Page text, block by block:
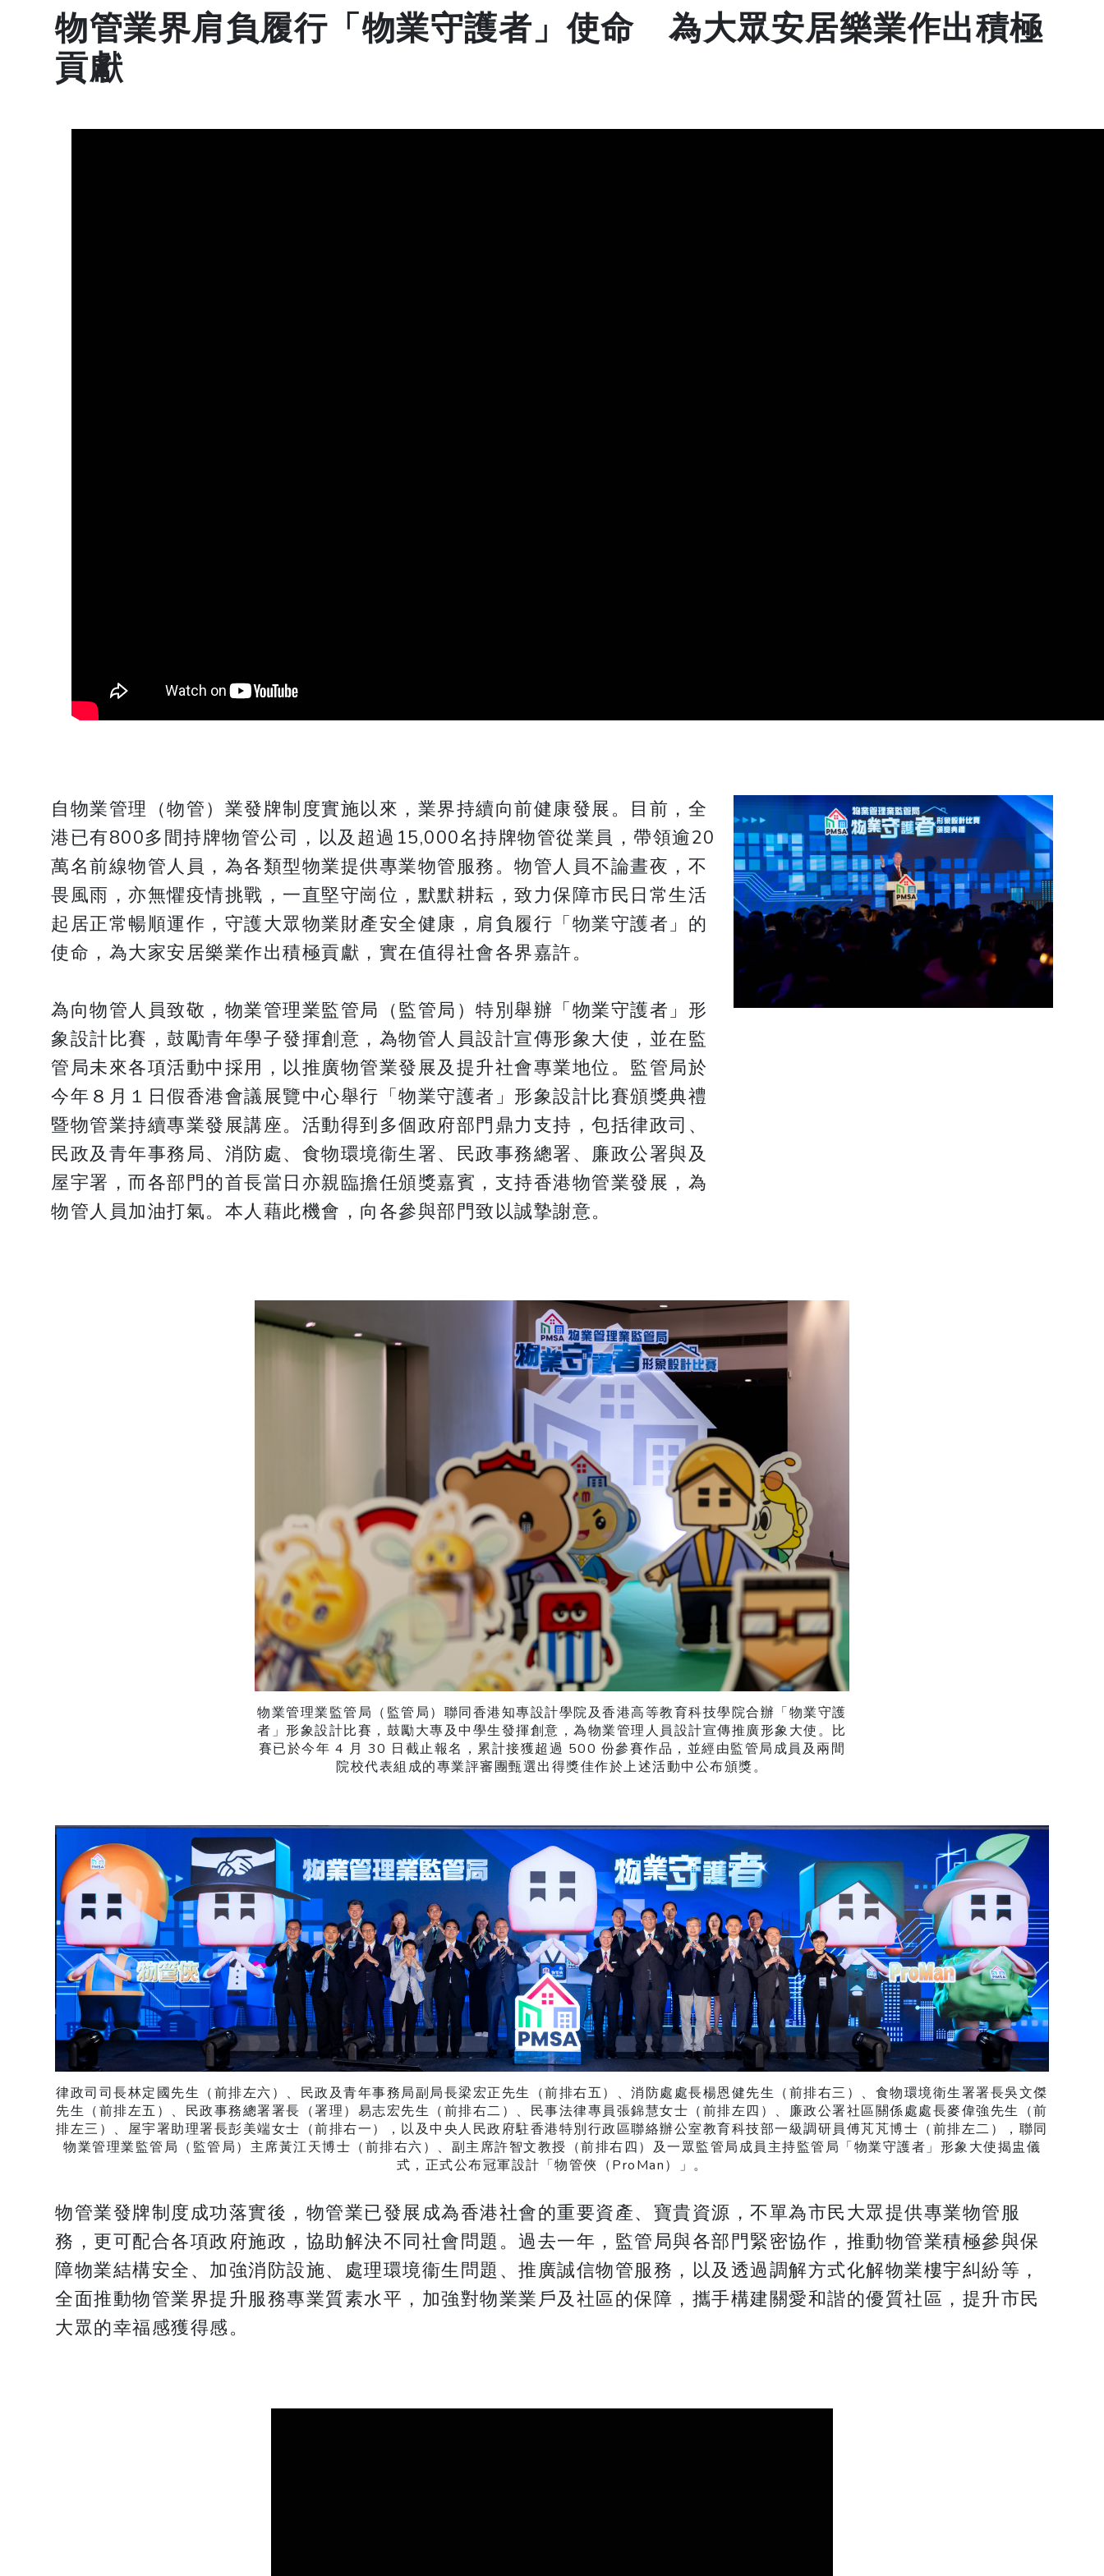
物管業界肩負履行「物業守護者」使命 為大眾安居樂業作出積極
貢獻
自物業管理（物管）業發牌制度實施以來，業界持續向前健康發展。目前，全
港已有800多間持牌物管公司，以及超過15,000名持牌物管從業員，帶領逾20
萬名前線物管人員，為各類型物業提供專業物管服務。物管人員不論晝夜，不
畏風雨，亦無懼疫情挑戰，一直堅守崗位，默默耕耘，致力保障市民日常生活
起居正常暢順運作，守護大眾物業財產安全健康，肩負履行「物業守護者」的
使命，為大家安居樂業作出積極貢獻，實在值得社會各界嘉許。
為向物管人員致敬，物業管理業監管局（監管局）特別舉辦「物業守護者」形
象設計比賽，鼓勵青年學子發揮創意，為物管人員設計宣傳形象大使，並在監
管局未來各項活動中採用，以推廣物管業發展及提升社會專業地位。監管局於
今年８月１日假香港會議展覽中心舉行「物業守護者」形象設計比賽頒獎典禮
暨物管業持續專業發展講座。活動得到多個政府部門鼎力支持，包括律政司、
民政及青年事務局、消防處、食物環境衞生署、民政事務總署、廉政公署與及
屋宇署，而各部門的首長當日亦親臨擔任頒獎嘉賓，支持香港物管業發展，為
物管人員加油打氣。本人藉此機會，向各參與部門致以誠摯謝意。
物業管理業監管局（監管局）聯同香港知專設計學院及香港高等教育科技學院合辦「物業守護
者」形象設計比賽，鼓勵大專及中學生發揮創意，為物業管理人員設計宣傳推廣形象大使。比
賽已於今年 4 月 30 日截止報名，累計接獲超過 500 份參賽作品，並經由監管局成員及兩間
院校代表組成的專業評審團甄選出得獎佳作於上述活動中公布頒獎。
律政司司長林定國先生（前排左六）、民政及青年事務局副局長梁宏正先生（前排右五）、消防處處長楊恩健先生（前排右三）、食物環境衛生署署長吳文傑
先生（前排左五）、民政事務總署署長（署理）易志宏先生（前排右二）、民事法律專員張錦慧女士（前排左四）、廉政公署社區關係處處長麥偉強先生（前
排左三）、屋宇署助理署長彭美端女士（前排右一），以及中央人民政府駐香港特別行政區聯絡辦公室教育科技部一級調研員傅芃芃博士（前排左二），聯同
物業管理業監管局（監管局）主席黃江天博士（前排右六）、副主席許智文教授（前排右四）及一眾監管局成員主持監管局「物業守護者」形象大使揭盅儀
式，正式公布冠軍設計「物管俠（ProMan）」。
物管業發牌制度成功落實後，物管業已發展成為香港社會的重要資產、寶貴資源，不單為市民大眾提供專業物管服
務，更可配合各項政府施政，協助解決不同社會問題。過去一年，監管局與各部門緊密協作，推動物管業積極參與保
障物業結構安全、加強消防設施、處理環境衞生問題、推廣誠信物管服務，以及透過調解方式化解物業樓宇糾紛等，
全面推動物管業界提升服務專業質素水平，加強對物業業戶及社區的保障，攜手構建關愛和諧的優質社區，提升市民
大眾的幸福感獲得感。